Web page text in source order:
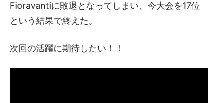
Fioravantiに敗退となってしまい、今大会を17位
という結果で終えた。
次回の活躍に期待したい！！